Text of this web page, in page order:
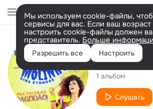
Мы используем cookie-файлы,
сервисы для вас. Если ваш возраст
настроить cookie-файлы должен
представитель. Больше
Разрешить все Настроить
Исполнитель
gina
1 альбом
Слушать